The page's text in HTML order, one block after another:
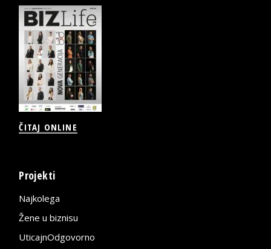
ČITAJ ONLINE
Projekti
Najkolega
Žene u biznisu
UticajnOdgovorno